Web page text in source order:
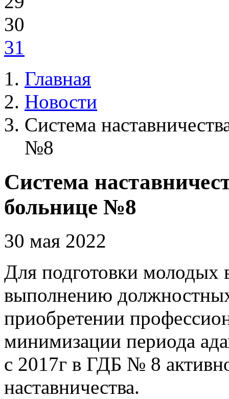
30
31
Главная
Новости
Система
№8
Система
больнице №8
30 мая 2022
Для подготовки молодых
выполнению
приобретении
минимизации периода
с 2017г в ГДБ № 8
наставничества.